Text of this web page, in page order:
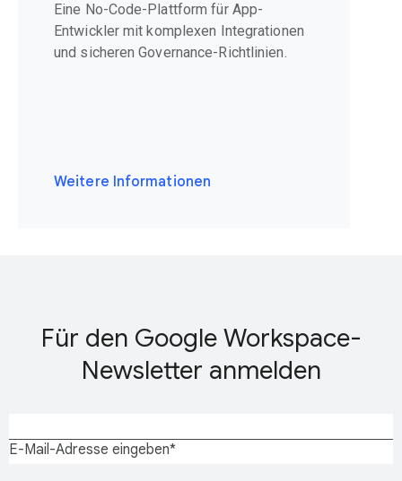
Eine No-Code-Plattform für App-
Entwickler mit komplexen Integrationen
und sicheren Governance-Richtlinien.
Weitere Informationen
Für den Google Workspace-
Newsletter anmelden
E-Mail-Adresse eingeben